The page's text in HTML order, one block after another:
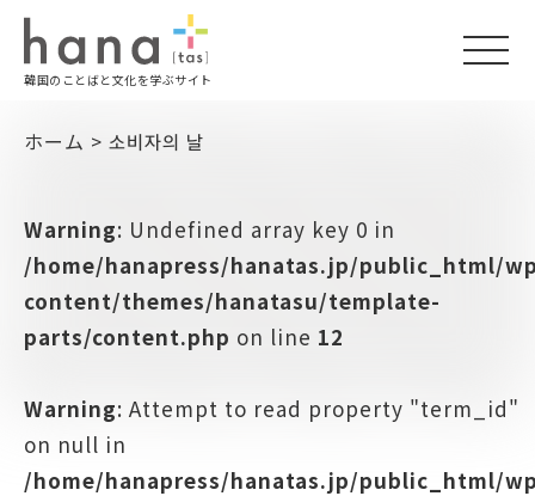
韓国のことばと文化を学ぶサイト
ホーム > 소비자의 날
Warning: Undefined array key 0 in
/home/hanapress/hanatas.jp/public_html/
content/themes/hanatasu/template-
parts/content.php on line 12
Warning: Attempt to read property "term_id"
on null in
/home/hanapress/hanatas.jp/public_html/